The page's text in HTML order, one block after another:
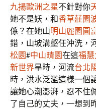
九揚歐洲之星不針對你
她不是妖，和香草莊園
係？在她山明山麗園 圓
錯，山坡溝壑任沖洗，
松園#中山晴園在這福
新世界旱時，河流台北
時，洪水泛濫這樣一個
讓她心潮澎湃，忍不住
了自己的丈夫，一想到